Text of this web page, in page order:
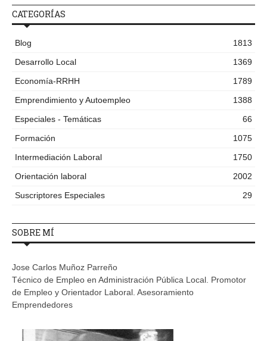
CATEGORÍAS
Blog
1813
Desarrollo Local
1369
Economía-RRHH
1789
Emprendimiento y Autoempleo
1388
Especiales - Temáticas
66
Formación
1075
Intermediación Laboral
1750
Orientación laboral
2002
Suscriptores Especiales
29
SOBRE MÍ
Jose Carlos Muñoz Parreño
Técnico de Empleo en Administración Pública Local. Promotor
de Empleo y Orientador Laboral. Asesoramiento
Emprendedores